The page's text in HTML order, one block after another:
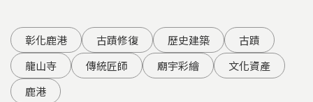
彰化鹿港 古蹟修復 歷史建築
古蹟
龍山寺
傳統匠師 廟宇彩繪
文化資產
鹿港